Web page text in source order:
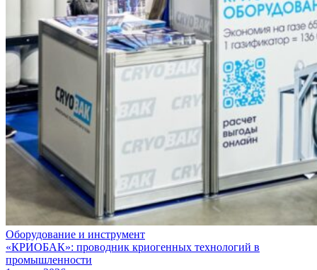
Оборудование и инструмент
«КРИОБАК»: проводник криогенных технологий в
промышленности